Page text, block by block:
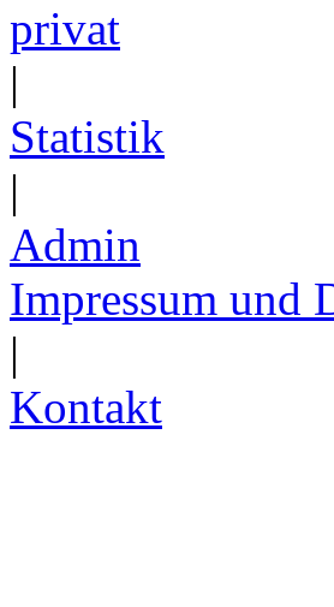
privat
|
Statistik
|
Admin
Impressum und
|
Kontakt